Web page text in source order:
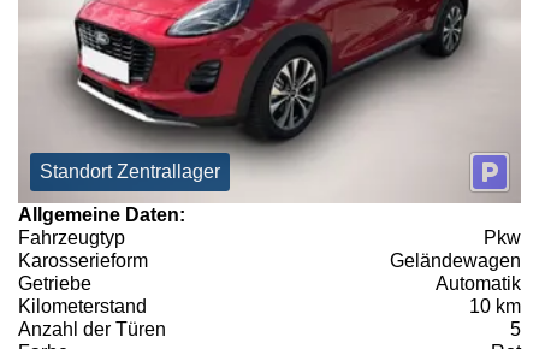
Standort Zentrallager
Allgemeine Daten:
Fahrzeugtyp
Pkw
Karosserieform
Geländewagen
Getriebe
Automatik
Kilometerstand
10 km
Anzahl der Türen
5